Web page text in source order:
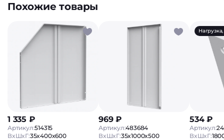
Похожие товары
1 335 ₽
Артикул:514315
ВxШxГ:35x400x600
969 ₽
Артикул:483684
ВxШxГ:35x1000x500
534 ₽
Артикул:
ВxШxГ: